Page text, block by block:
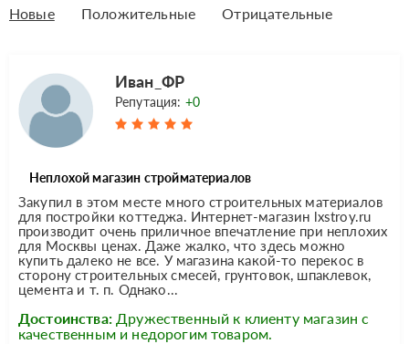
Новые Положительные Отрицательные
Иван_ФР
Репутация: +0
Неплохой магазин стройматериалов
Закупил в этом месте много строительных материалов
для постройки коттеджа. Интернет-магазин lxstroy.ru
производит очень приличное впечатление при неплохих
для Москвы ценах. Даже жалко, что здесь можно
купить далеко не все. У магазина какой-то перекос в
сторону строительных смесей, грунтовок, шпаклевок,
цемента и т. п. Однако...
Достоинства: Дружественный к клиенту магазин с
качественным и недорогим товаром.